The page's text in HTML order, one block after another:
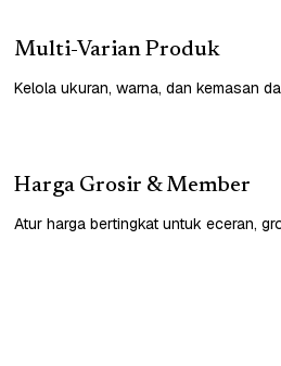
Multi-Varian Produk
Kelola ukuran, warna, dan kemasan
Harga Grosir & Member
Atur harga bertingkat untuk eceran,